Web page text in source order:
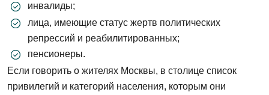
инвалиды;
лица, имеющие статус жертв политических
репрессий и реабилитированных;
пенсионеры.
Если говорить о жителях Москвы, в столице список
привилегий и категорий населения, которым они